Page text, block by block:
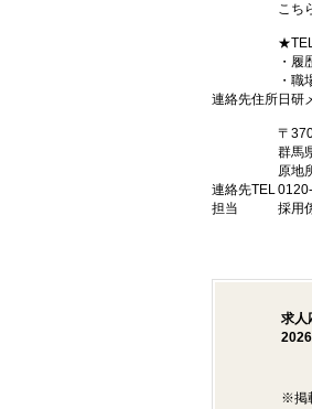
こち
・履
・職
連絡先住所日研
〒
群馬
原地
連絡先TEL
担当
採用
求人
※掲